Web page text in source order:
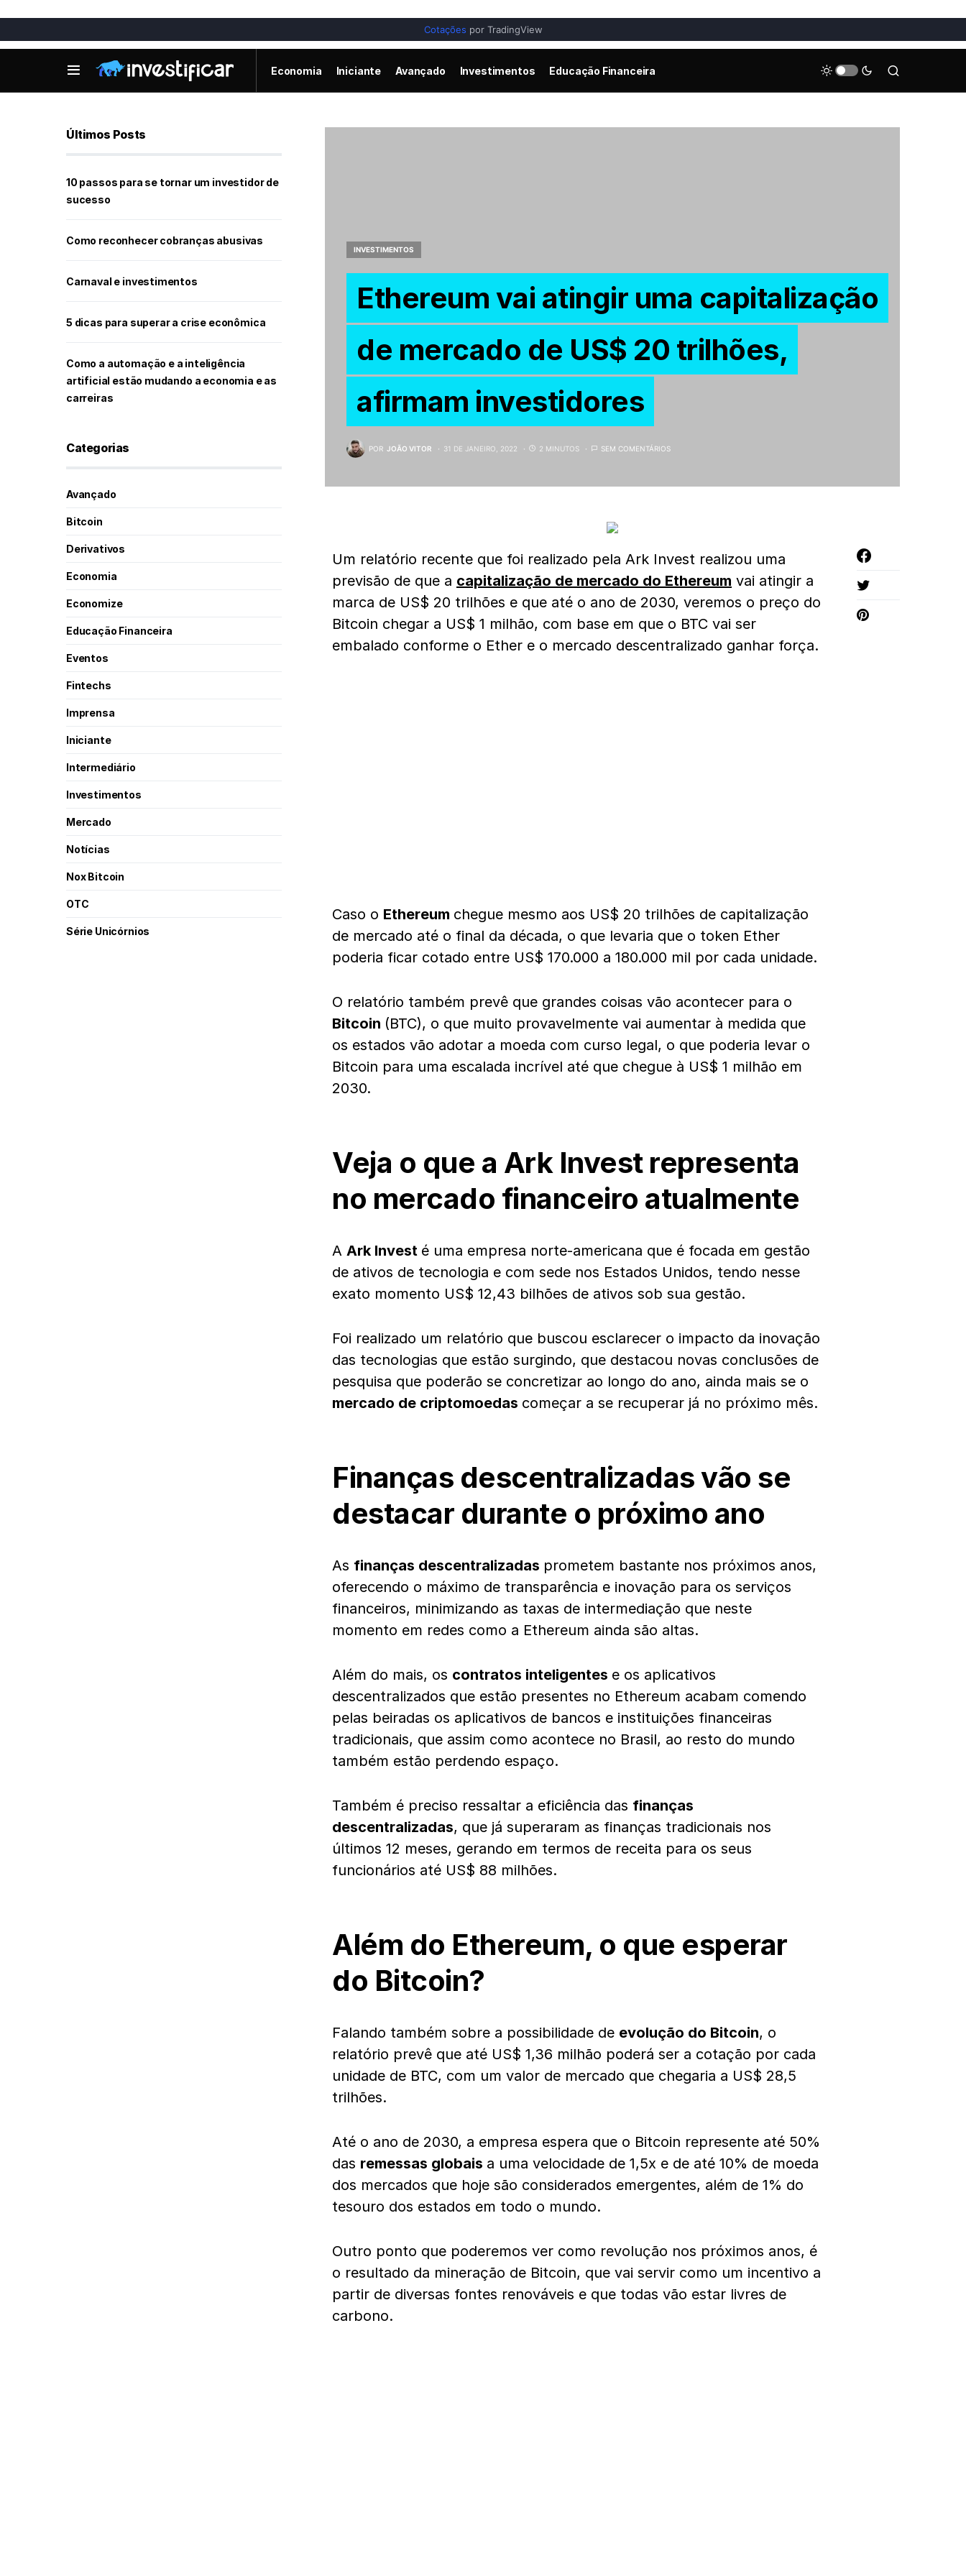
Cotações por TradingView
Economia Iniciante Avançado Investimentos Educação Financeira
INVESTIMENTOS
Ethereum vai atingir uma capitalização
de mercado de US$ 20 trilhões,
afirmam investidores
POR JOÃO VITOR 31 DE JANEIRO, 2022 2 MINUTOS SEM COMENTÁRIOS
Um relatório recente que foi realizado pela Ark Invest realizou uma
previsão de que a capitalização de mercado do Ethereum vai atingir a
marca de US$ 20 trilhões e que até o ano de 2030, veremos o preço do
Bitcoin chegar a US$ 1 milhão, com base em que o BTC vai ser
embalado conforme o Ether e o mercado descentralizado ganhar força.
Caso o Ethereum chegue mesmo aos US$ 20 trilhões de capitalização
de mercado até o final da década, o que levaria que o token Ether
poderia ficar cotado entre US$ 170.000 a 180.000 mil por cada unidade.
O relatório também prevê que grandes coisas vão acontecer para o
Bitcoin (BTC), o que muito provavelmente vai aumentar à medida que
os estados vão adotar a moeda com curso legal, o que poderia levar o
Bitcoin para uma escalada incrível até que chegue à US$ 1 milhão em
2030.
Veja o que a Ark Invest representa
no mercado financeiro atualmente
A Ark Invest é uma empresa norte-americana que é focada em gestão
de ativos de tecnologia e com sede nos Estados Unidos, tendo nesse
exato momento US$ 12,43 bilhões de ativos sob sua gestão.
Foi realizado um relatório que buscou esclarecer o impacto da inovação
das tecnologias que estão surgindo, que destacou novas conclusões de
pesquisa que poderão se concretizar ao longo do ano, ainda mais se o
mercado de criptomoedas começar a se recuperar já no próximo mês.
Finanças descentralizadas vão se
destacar durante o próximo ano
As finanças descentralizadas prometem bastante nos próximos anos,
oferecendo o máximo de transparência e inovação para os serviços
financeiros, minimizando as taxas de intermediação que neste
momento em redes como a Ethereum ainda são altas.
Além do mais, os contratos inteligentes e os aplicativos
descentralizados que estão presentes no Ethereum acabam comendo
pelas beiradas os aplicativos de bancos e instituições financeiras
tradicionais, que assim como acontece no Brasil, ao resto do mundo
também estão perdendo espaço.
Também é preciso ressaltar a eficiência das finanças
descentralizadas, que já superaram as finanças tradicionais nos
últimos 12 meses, gerando em termos de receita para os seus
funcionários até US$ 88 milhões.
Além do Ethereum, o que esperar
do Bitcoin?
Falando também sobre a possibilidade de evolução do Bitcoin, o
relatório prevê que até US$ 1,36 milhão poderá ser a cotação por cada
unidade de BTC, com um valor de mercado que chegaria a US$ 28,5
trilhões.
Até o ano de 2030, a empresa espera que o Bitcoin represente até 50%
das remessas globais a uma velocidade de 1,5x e de até 10% de moeda
dos mercados que hoje são considerados emergentes, além de 1% do
tesouro dos estados em todo o mundo.
Outro ponto que poderemos ver como revolução nos próximos anos, é
o resultado da mineração de Bitcoin, que vai servir como um incentivo a
partir de diversas fontes renováveis e que todas vão estar livres de
carbono.
Últimos Posts
10 passos para se tornar um investidor de
sucesso
Como reconhecer cobranças abusivas
Carnaval e investimentos
5 dicas para superar a crise econômica
Como a automação e a inteligência
artificial estão mudando a economia e as
carreiras
Categorias
Avançado
Bitcoin
Derivativos
Economia
Economize
Educação Financeira
Eventos
Fintechs
Imprensa
Iniciante
Intermediário
Investimentos
Mercado
Notícias
Nox Bitcoin
OTC
Série Unicórnios